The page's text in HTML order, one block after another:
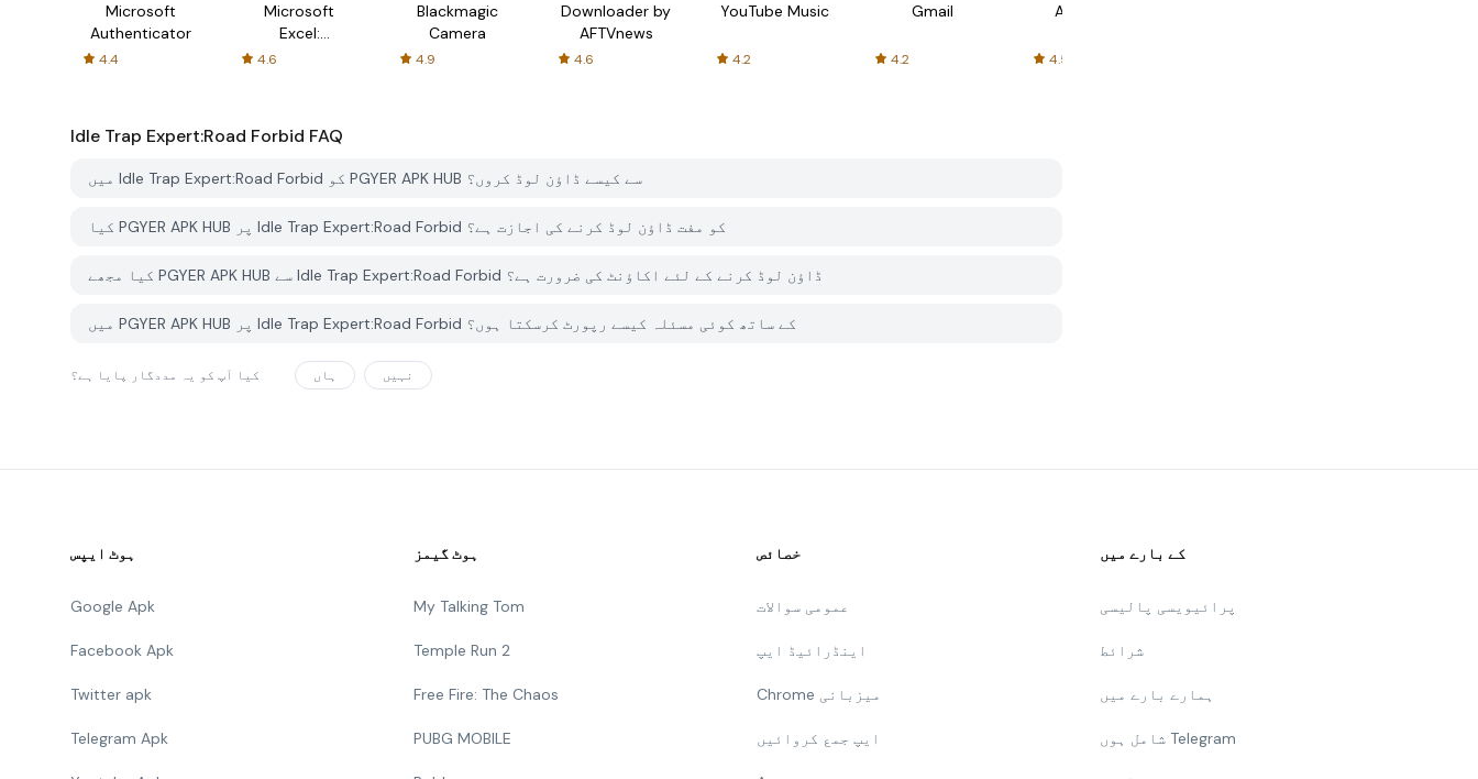
Microsoft
Authenticator
4.4
Microsoft
Excel:
Spreadsheets
4.6
Blackmagic
Camera
4.9
Downloader by
AFTVnews
4.6
YouTube Music
4.2
Gmail
4.2
AliExpress
4.5
Idle Trap Expert:Road Forbid FAQ
میں Idle Trap Expert:Road Forbid کو PGYER APK HUB سے کیسے ڈاؤن لوڈ کروں؟
کیا PGYER APK HUB پر Idle Trap Expert:Road Forbid کو مفت ڈاؤن لوڈ کرنے کی اجازت ہے؟
کیا مجھے PGYER APK HUB سے Idle Trap Expert:Road Forbid ڈاؤن لوڈ کرنے کے لئے اکاؤنٹ کی ضرورت ہے؟
میں PGYER APK HUB پر Idle Trap Expert:Road Forbid کے ساتھ کوئی مسئلہ کیسے رپورٹ کرسکتا ہوں؟
کیا آپ کو یہ مددگار پایا ہے؟ ہاں نہیں
ہوٹ ایپس
Google Apk
Facebook Apk
Twitter apk
Telegram Apk
ہوٹ گیمز
My Talking Tom
Temple Run 2
Free Fire: The Chaos
PUBG MOBILE
خصائص
عمومی سوالات
اینڈرائیڈ ایپ
Chrome میزبانی
ایپ جمع کروائیں
کے بارے میں
پرائیویسی پالیسی
شرائط
ہمارے بارے میں
شامل ہوں Telegram